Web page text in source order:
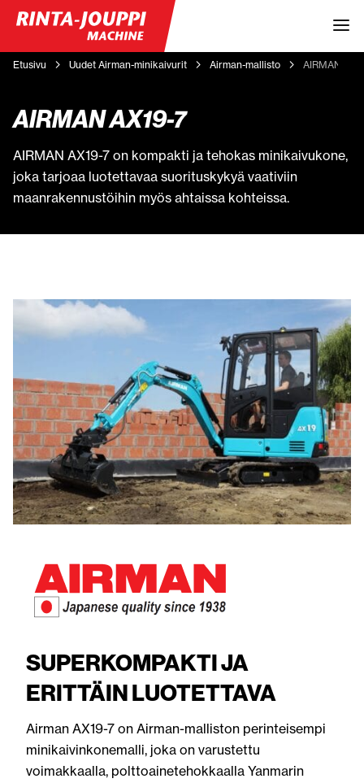
Etusivu Uudet Airman-minikaivurit Airman-mallisto AIRMAN
AIRMAN AX19-7
AIRMAN AX19-7 on kompakti ja tehokas minikaivukone,
joka tarjoaa luotettavaa suorituskykyä vaativiin
maanrakennustöihin myös ahtaissa kohteissa.
SUPERKOMPAKTI JA
ERITTÄIN LUOTETTAVA
Airman AX19-7 on Airman-malliston perinteisempi
minikaivinkonemalli, joka on varustettu
voimakkaalla, polttoainetehokkaalla Yanmarin